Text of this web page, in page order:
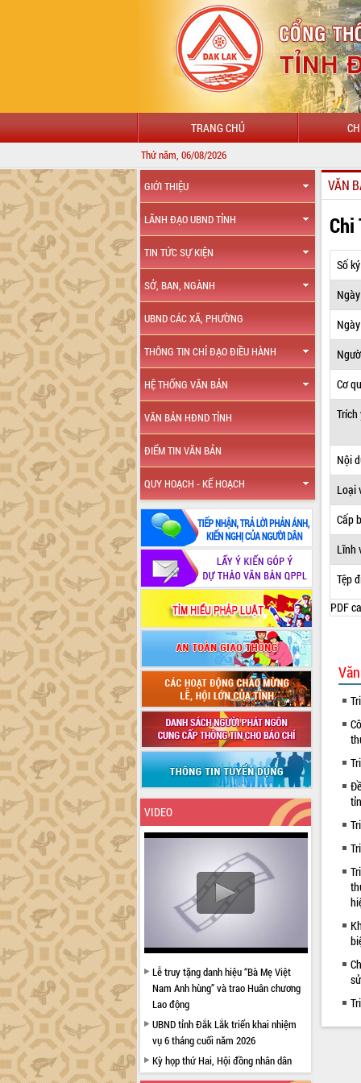
TRANG CHỦ
Thứ năm, 06/08/2026
GIỚI THIỆU
LÃNH ĐẠO UBND TỈNH
TIN TỨC SỰ KIỆN
SỞ, BAN, NGÀNH
UBND CÁC XÃ, PHƯỜNG
THÔNG TIN CHỈ ĐẠO ĐIỀU HÀNH
HỆ THỐNG VĂN BẢN
VĂN BẢN HĐND TỈNH
ĐIỂM TIN VĂN BẢN
QUY HOẠCH - KẾ HOẠCH
VIDEO
Lễ truy tặng danh hiệu “Bà Mẹ Việt
Nam Anh hùng” và trao Huân chương
Lao động
UBND tỉnh Đắk Lắk triển khai nhiệm
vụ 6 tháng cuối năm 2026
Kỳ họp thứ Hai, Hội đồng nhân dân
tỉnh khóa XI quyết nghị nhiều nội dung
VĂN
Chi
Số
Cơ
Trích
Nội
Loại
Cấp
Lĩnh
Tệp
PDF